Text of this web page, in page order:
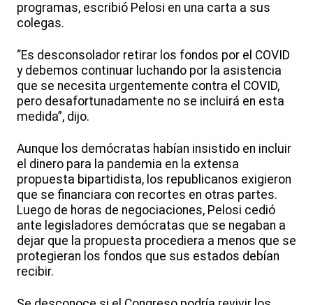
programas, escribió Pelosi en una carta a sus
colegas.
“Es desconsolador retirar los fondos por el COVID
y debemos continuar luchando por la asistencia
que se necesita urgentemente contra el COVID,
pero desafortunadamente no se incluirá en esta
medida”, dijo.
Aunque los demócratas habían insistido en incluir
el dinero para la pandemia en la extensa
propuesta bipartidista, los republicanos exigieron
que se financiara con recortes en otras partes.
Luego de horas de negociaciones, Pelosi cedió
ante legisladores demócratas que se negaban a
dejar que la propuesta procediera a menos que se
protegieran los fondos que sus estados debían
recibir.